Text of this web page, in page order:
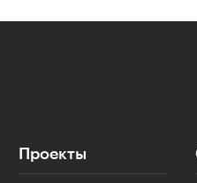
Проекты